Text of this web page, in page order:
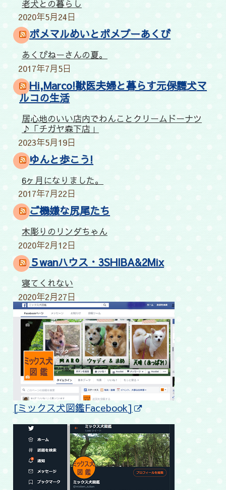
老犬との暮らし
2020年5月24日
ポメマルめいとポメプーあくび
あくびねーさんの夏。
2017年7月5日
Hi,Marco!獣医夫婦と暮らす元保護犬マ
ルコの生活
居心地のいい店内でわんことクリームドーナツ
♪「チガヤ森下店」
2023年5月19日
ゆんと歩こう!
6ヶ月になりました。
2017年7月22日
ご機嫌な尻尾たち
木彫りのリンダちゃん
2020年2月12日
５wanハウス・3SHIBA&2Mix
寝てくれない
2020年2月27日
[ミックス犬図鑑Facebook]